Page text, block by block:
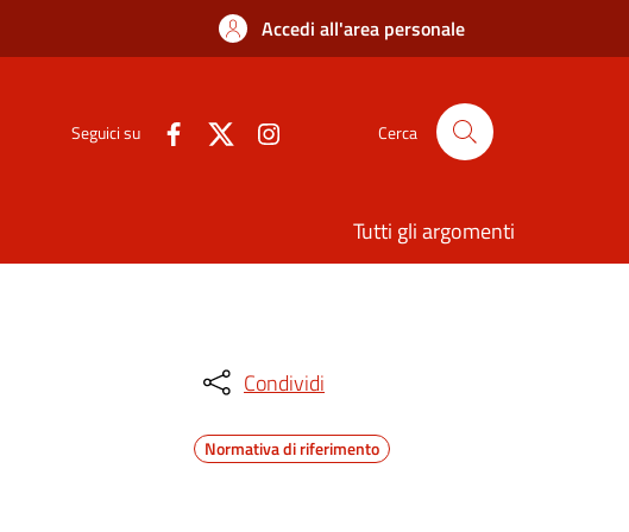
Accedi all'area personale
Seguici su Cerca
Tutti gli argomenti
Condividi
Normativa di riferimento